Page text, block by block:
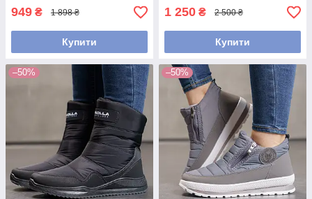
949 ₴ 1 898 ₴
Купити
1 250 ₴ 2 500 ₴
Купити
–50% –50%